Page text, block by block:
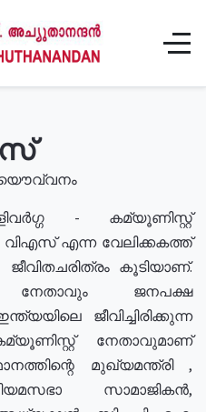
യൌവ്വനം
- കമ്യൂണിസ്റ്റ്
വിഎസ് എന്ന വേലിക്കകത്ത്
കൂടിയാണ്.
നേതാവും ജനപക്ഷ
ജീവിച്ചിരിക്കുന്ന
നേതാവുമാണ്
മുഖ്യമന്ത്രി ,
സാമാജികൻ,